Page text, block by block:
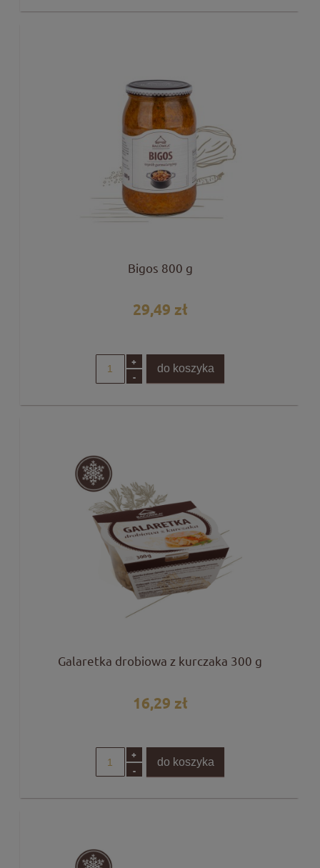
Bigos 800 g
29,49 zł
+
-
do koszyka
Galaretka drobiowa z kurczaka 300 g
16,29 zł
+
-
do koszyka